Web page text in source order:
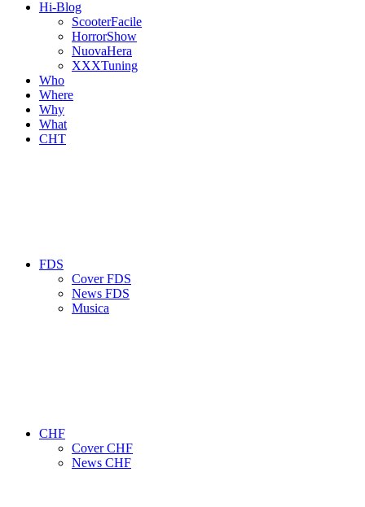
Hi-Blog
ScooterFacile
HorrorShow
NuovaHera
XXXTuning
Who
Where
Why
What
CHT
FDS
Cover FDS
News FDS
Musica
CHF
Cover CHF
News CHF